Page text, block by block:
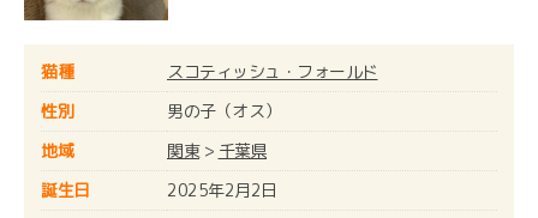
猫種
スコティッシュ・フォールド
性別
男の子（オス）
地域
関東> 千葉県
誕生日
2025年2月2日